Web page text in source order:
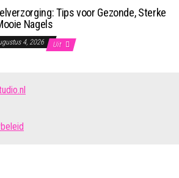
Tips voor Gezonde, Sterke
Nagels
4, 2026 Uit